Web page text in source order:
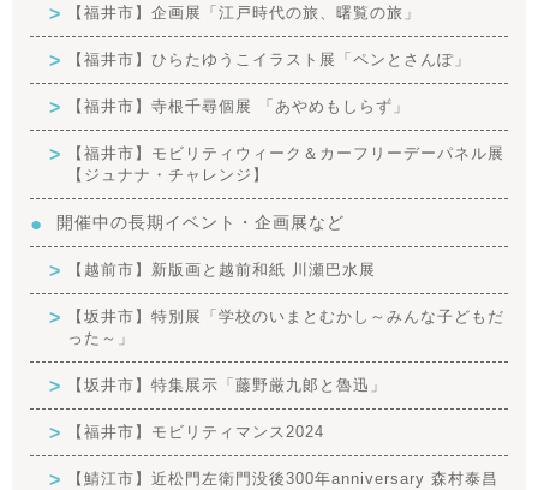
【福井市】企画展「江戸時代の旅、曙覧の旅」
【福井市】ひらたゆうこイラスト展「ペンとさんぽ」
【福井市】寺根千尋個展 「あやめもしらず」
【福井市】モビリティウィーク＆カーフリーデーパネル展
【ジュナナ・チャレンジ】
開催中の長期イベント・企画展など
【越前市】新版画と越前和紙 川瀬巴水展
【坂井市】特別展「学校のいまとむかし～みんな子どもだ
った～」
【坂井市】特集展示「藤野厳九郞と魯迅」
【福井市】モビリティマンス2024
【鯖江市】近松門左衛門没後300年anniversary 森村泰昌